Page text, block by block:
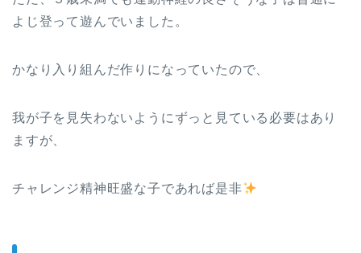
よじ登って遊んでいました。
かなり入り組んだ作りになっていたので、
我が子を見失わないようにずっと見ている必要はあり
ますが、
チャレンジ精神旺盛な子であれば是非